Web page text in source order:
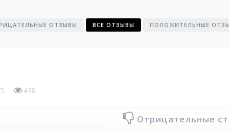
ОТЗЫВЫ ВСЕ ОТЗЫВЫ ПОЛОЖИТЕЛЬНЫЕ
438
Отрицательные